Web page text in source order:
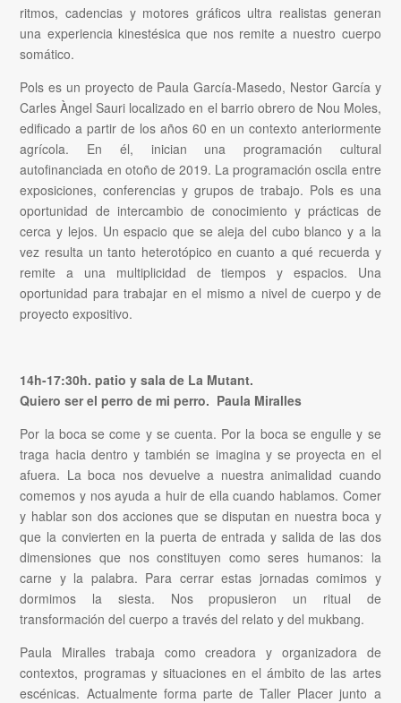
ritmos, cadencias y motores gráficos ultra realistas generan
una experiencia kinestésica que nos remite a nuestro cuerpo
somático.
Pols es un proyecto de Paula García-Masedo, Nestor García y
Carles Àngel Sauri localizado en el barrio obrero de Nou Moles,
edificado a partir de los años 60 en un contexto anteriormente
agrícola. En él, inician una programación cultural
autofinanciada en otoño de 2019. La programación oscila entre
exposiciones, conferencias y grupos de trabajo. Pols es una
oportunidad de intercambio de conocimiento y prácticas de
cerca y lejos. Un espacio que se aleja del cubo blanco y a la
vez resulta un tanto heterotópico en cuanto a qué recuerda y
remite a una multiplicidad de tiempos y espacios. Una
oportunidad para trabajar en el mismo a nivel de cuerpo y de
proyecto expositivo.
14h-17:30h. patio y sala de La Mutant.
Quiero ser el perro de mi perro. Paula Miralles
Por la boca se come y se cuenta. Por la boca se engulle y se
traga hacia dentro y también se imagina y se proyecta en el
afuera. La boca nos devuelve a nuestra animalidad cuando
comemos y nos ayuda a huir de ella cuando hablamos. Comer
y hablar son dos acciones que se disputan en nuestra boca y
que la convierten en la puerta de entrada y salida de las dos
dimensiones que nos constituyen como seres humanos: la
carne y la palabra. Para cerrar estas jornadas comimos y
dormimos la siesta. Nos propusieron un ritual de
transformación del cuerpo a través del relato y del mukbang.
Paula Miralles trabaja como creadora y organizadora de
contextos, programas y situaciones en el ámbito de las artes
escénicas. Actualmente forma parte de Taller Placer junto a